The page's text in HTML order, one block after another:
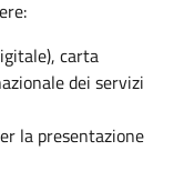
carta
dei servizi
la presentazione